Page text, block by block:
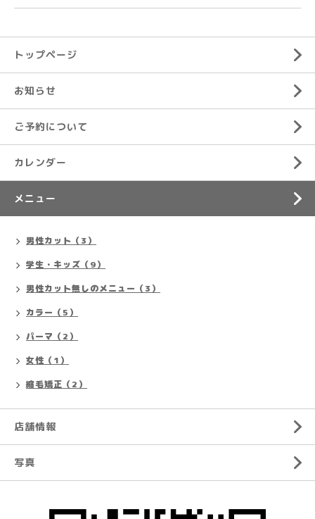
トップページ
お知らせ
ご予約について
カレンダー
メニュー
男性カット（3）
学生・キッズ（9）
男性カット無しのメニュー（3）
カラー（5）
パーマ（2）
女性（1）
縮毛矯正（2）
店舗情報
写真